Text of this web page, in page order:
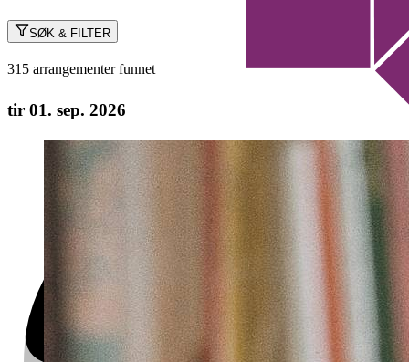
SØK & FILTER
315 arrangementer funnet
tir 01. sep. 2026